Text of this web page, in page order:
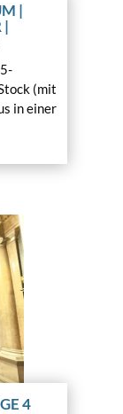
|
|
(mit
in einer
4